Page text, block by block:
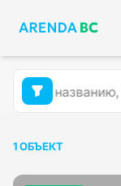
1 ОБЪЕКТ